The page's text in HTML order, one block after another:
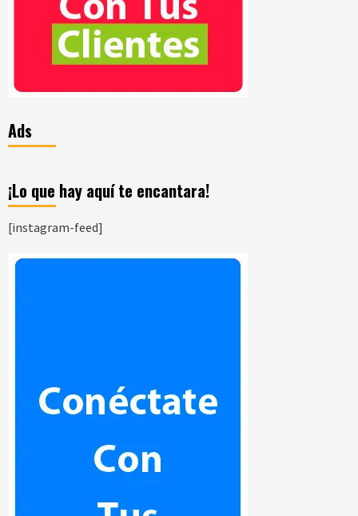
Ads
¡Lo que hay aquí te encantara!
[instagram-feed]